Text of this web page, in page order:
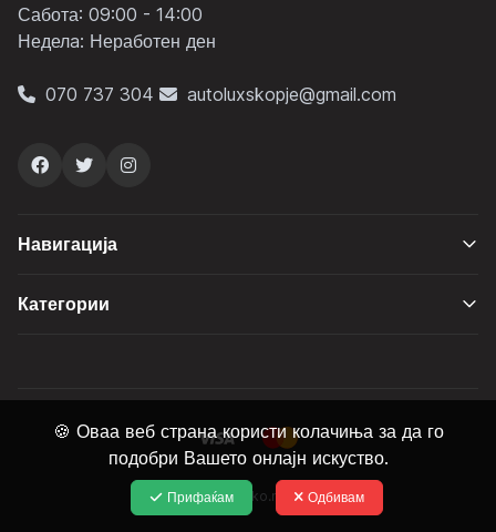
Сабота: 09:00 - 14:00
Неделa: Неработен ден
070 737 304 autoluxskopje@gmail.com
Навигација
Категории
AutoLux.mk © zako.mk 2026
🍪 Оваа веб страна користи колачиња за да го
подобри Вашето онлајн искуство.
Прифаќам Одбивам